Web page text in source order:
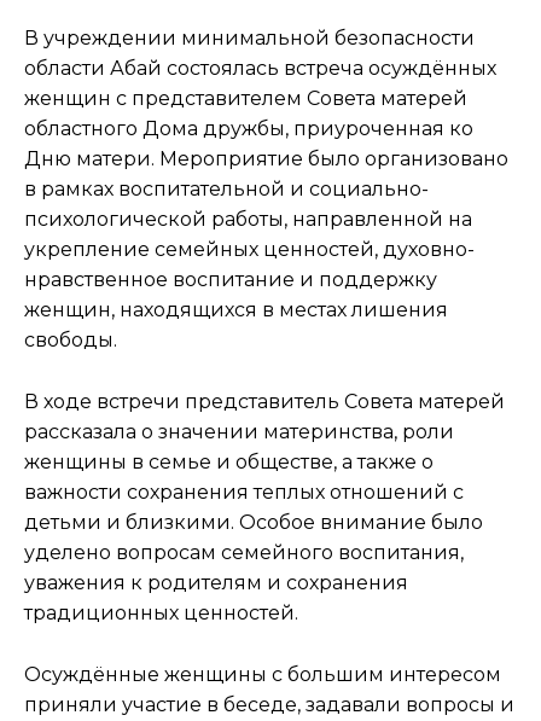
В учреждении минимальной безопасности
области Абай состоялась встреча осуждённых
женщин с представителем Совета матерей
областного Дома дружбы, приуроченная ко
Дню матери. Мероприятие было организовано
в рамках воспитательной и социально-
психологической работы, направленной на
укрепление семейных ценностей, духовно-
нравственное воспитание и поддержку
женщин, находящихся в местах лишения
свободы.
В ходе встречи представитель Совета матерей
рассказала о значении материнства, роли
женщины в семье и обществе, а также о
важности сохранения теплых отношений с
детьми и близкими. Особое внимание было
уделено вопросам семейного воспитания,
уважения к родителям и сохранения
традиционных ценностей.
Осуждённые женщины с большим интересом
приняли участие в беседе, задавали вопросы и